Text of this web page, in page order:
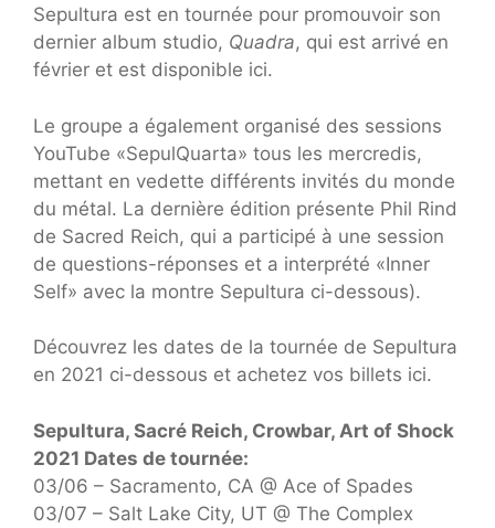
Sepultura est en tournée pour promouvoir son
dernier album studio, Quadra, qui est arrivé en
février et est disponible ici.
Le groupe a également organisé des sessions
YouTube «SepulQuarta» tous les mercredis,
mettant en vedette différents invités du monde
du métal. La dernière édition présente Phil Rind
de Sacred Reich, qui a participé à une session
de questions-réponses et a interprété «Inner
Self» avec la montre Sepultura ci-dessous).
Découvrez les dates de la tournée de Sepultura
en 2021 ci-dessous et achetez vos billets ici.
Sepultura, Sacré Reich, Crowbar, Art of Shock
2021 Dates de tournée:
03/06 – Sacramento, CA @ Ace of Spades
03/07 – Salt Lake City, UT @ The Complex